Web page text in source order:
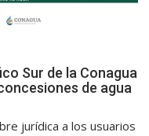
Sur de la Conagua
de agua
jurídica a los usuarios